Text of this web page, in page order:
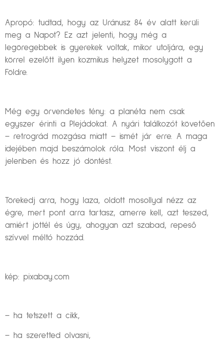
Apropó: tudtad, hogy az Uránusz 84 év alatt kerüli
meg a Napot? Ez azt jelenti, hogy még a
legöregebbek is gyerekek voltak, mikor utoljára, egy
körrel ezelőtt ilyen kozmikus helyzet mosolygott a
Földre.
Még egy örvendetes tény: a planéta nem csak
egyszer érinti a Plejádokat. A nyári találkozót követően
– retrográd mozgása miatt – ismét jár erre. A maga
idejében majd beszámolok róla. Most viszont élj a
jelenben és hozz jó döntést.
Törekedj arra, hogy laza, oldott mosollyal nézz az
égre, mert pont arra tartasz, amerre kell, azt teszed,
amiért jöttél és úgy, ahogyan azt szabad, repeső
szívvel méltó hozzád.
kép: pixabay.com
– ha tetszett a cikk,
– ha szeretted olvasni,